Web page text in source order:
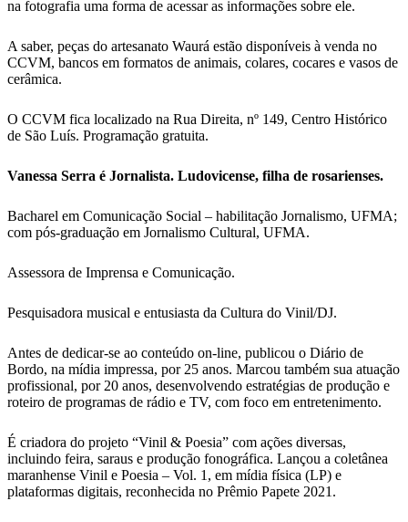
na fotografia uma forma de acessar as informações sobre ele.
A saber, peças do artesanato Waurá estão disponíveis à venda no
CCVM, bancos em formatos de animais, colares, cocares e vasos de
cerâmica.
O CCVM fica localizado na Rua Direita, nº 149, Centro Histórico
de São Luís. Programação gratuita.
Vanessa Serra é Jornalista. Ludovicense, filha de rosarienses.
Bacharel em Comunicação Social – habilitação Jornalismo, UFMA;
com pós-graduação em Jornalismo Cultural, UFMA.
Assessora de Imprensa e Comunicação.
Pesquisadora musical e entusiasta da Cultura do Vinil/DJ.
Antes de dedicar-se ao conteúdo on-line, publicou o Diário de
Bordo, na mídia impressa, por 25 anos. Marcou também sua atuação
profissional, por 20 anos, desenvolvendo estratégias de produção e
roteiro de programas de rádio e TV, com foco em entretenimento.
É criadora do projeto “Vinil & Poesia” com ações diversas,
incluindo feira, saraus e produção fonográfica. Lançou a coletânea
maranhense Vinil e Poesia – Vol. 1, em mídia física (LP) e
plataformas digitais, reconhecida no Prêmio Papete 2021.